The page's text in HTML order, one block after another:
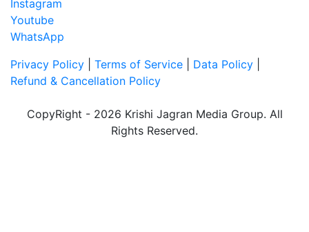
Instagram
Youtube
WhatsApp
Privacy Policy
Terms of Service Data Policy
Refund & Cancellation Policy
CopyRight - 2026 Krishi Jagran Media Group. All
Rights Reserved.